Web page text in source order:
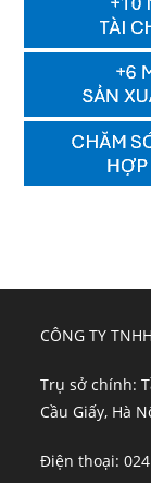
CÔNG TY
Trụ sở chính:
Cầu Giấy, Hà
Điện thoại: